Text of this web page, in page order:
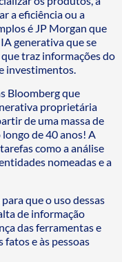
a eficiência ou a
é JP Morgan que
generativa que se
traz informações do
investimentos.
Bloomberg que
proprietária
de uma massa de
de 40 anos! A
como a análise
nomeadas e a
que o uso dessas
de informação
das ferramentas e
e às pessoas